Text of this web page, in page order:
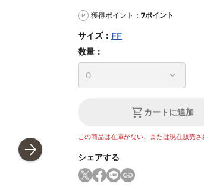
P 獲得ポイント： 7ポイント
サイズ： FF
数量：
カートに追加
この商品は在庫がない、または現在販売さ
シェアする